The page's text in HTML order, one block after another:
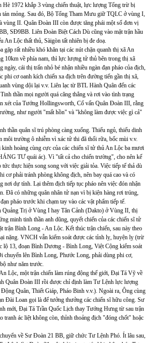
1972 khắp 3 vùng chiến thuật, lực lượng Tổng trừ bị
mỏng. Sau đó, Bộ Tổng Tham Mưu giữ TQLC ở vùng I,
vùng II. Quân Đoàn III còn được tăng phái một số đơn vị
SĐ9BB. Liên Đoàn Biệt Cách Dù cũng vào mặt trận hầu
An Lộc thất thủ, Sàigòn tất nhiên bị đe doạ.
gặp rất nhiều khó khăn tại các nút chặn quanh thị xã An
10km về phía nam, thì lực lượng tử thủ bên trong thị xã
ngày, cái thị trấn nhỏ bé nhận nhiều ngàn đạn pháo của địch,
phi cơ oanh kích chiến xa địch trên đường tiến gần thị xã,
vùng dội lại v.v. Liên lạc từ BTL Hành Quân đến các
thần mọi người quá căng thẳng và rơi vào tình trạng
xét của Tướng Hollingsworth, Cố vấn Quân Đoàn III, rằng
như người "mất hồn" và "không làm được việc gì cả"
thần quân sĩ trú phòng càng xuống. Thiếu ngủ, thiếu dinh
môi trường ô nhiễm vì xác tử thi đã thối rữa, bốc mùi v.v.
hoàng cùng cực của các chiến sĩ tử thủ An Lộc ba mươi
TƯ quái ác). Vì "tất cả cho chiến trường", cho nên kế
tức thực hiện song song với việc giải tỏa. Việc tiếp tế thả dù
cơ phải tránh phòng không địch, nên bay quá cao và có
nơi dự tính. Lại thêm địch tiếp tục pháo nên việc đón nhận
Đã có những quân nhân tử nạn vì bị kiện hàng rơi trúng,
pháo trước khi chạm tay vào các vật phẩm tiếp tế.
Quảng Trị ở Vùng I hay Tân Cảnh (Dakto) ở Vùng II, thị
minh tinh thần anh dũng, quyết chiến của các chiến sĩ tử
trận Bình Long - An Lộc. Kết thúc trận chiến, sau này theo
nặng. VNCH vẫn kiểm soát được các tỉnh lỵ, huyện lỵ (trừ
lộ 13, đoạn Bình Dương - Bình Long, Việt Cộng kiểm soát
chuyển lên Bình Long, Phước Long, phải dùng phi cơ,
như năm trước.
Lộc, một trận chiến làm rúng động thế giới, Đại Tá Vỹ về
Quân Đoàn III rồi được chỉ định làm Tư Lệnh lực lượng
Quân, Thiết Giáp, Pháo Binh v.v.). Ngoài ra, Ông cùng
Đài Loan gọi là để tưởng thưởng các chiến sĩ hữu công. Sư
mới, Đại Tá Trần Quốc Lịch thay Tướng Hưng từ sau trận
tranh ác liệt không còn, thỉnh thoảng địch "đóng chốt" hoặc
về Sư Đoàn 21 BB, giữ chức Tư Lệnh Phó. Ít lâu sau,